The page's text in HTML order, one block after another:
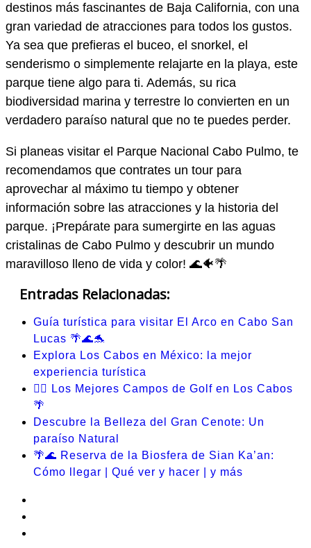
destinos más fascinantes de Baja California, con una
gran variedad de atracciones para todos los gustos.
Ya sea que prefieras el buceo, el snorkel, el
senderismo o simplemente relajarte en la playa, este
parque tiene algo para ti. Además, su rica
biodiversidad marina y terrestre lo convierten en un
verdadero paraíso natural que no te puedes perder.
Si planeas visitar el Parque Nacional Cabo Pulmo, te
recomendamos que contrates un tour para
aprovechar al máximo tu tiempo y obtener
información sobre las atracciones y la historia del
parque. ¡Prepárate para sumergirte en las aguas
cristalinas de Cabo Pulmo y descubrir un mundo
maravilloso lleno de vida y color! 🌊🐠🌴
Entradas Relacionadas:
Guía turística para visitar El Arco en Cabo San
Lucas 🌴🌊🐬
Explora Los Cabos en México: la mejor
experiencia turística
🏌️‍♂️ Los Mejores Campos de Golf en Los Cabos
🌴
Descubre la Belleza del Gran Cenote: Un
paraíso Natural
🌴🌊 Reserva de la Biosfera de Sian Ka’an:
Cómo llegar | Qué ver y hacer | y más